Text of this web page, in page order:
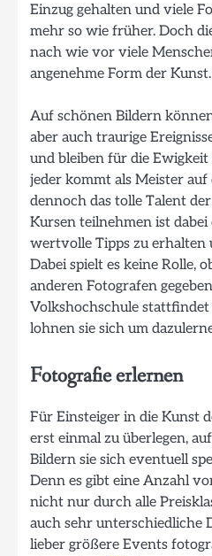
Einzug gehalten und viele
mehr so wie früher. Doch
nach wie vor viele
angenehme Form der Kunst.
Auf schönen Bildern
aber auch traurige
und bleiben für die
jeder kommt als Meister
dennoch das tolle Talent
Kursen teilnehmen ist
wertvolle Tipps zu erhalten
Dabei spielt es keine Rolle,
anderen Fotografen
Volkshochschule stattfindet
lohnen sie sich um
Fotografie erlernen
Für Einsteiger in die Kunst
erst einmal zu überlegen,
Bildern sie sich eventuell
Denn es gibt eine Anzahl
nicht nur durch alle
auch sehr unterschiedliche
lieber größere Events